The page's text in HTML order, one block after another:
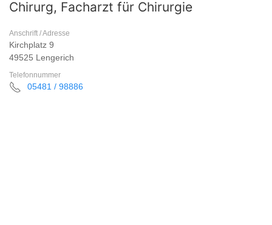
Chirurg, Facharzt für Chirurgie
Anschrift / Adresse
Kirchplatz 9
49525 Lengerich
Telefonnummer
05481 / 98886